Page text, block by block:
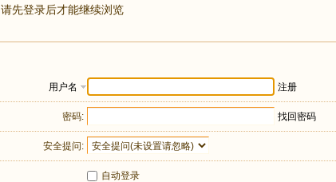
请先登录后才能继续浏览
用户名 注册
密码: 找回密码
安全提问:
自动登录